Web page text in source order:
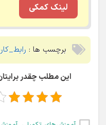
لینک کمکی
برچسب ها :
این مطلب چقدر